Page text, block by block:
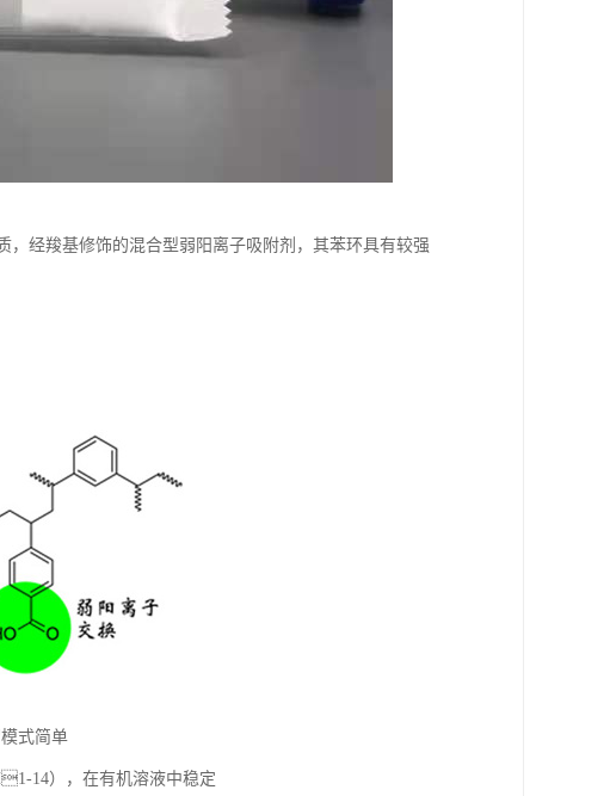
经羧基修饰的混合型弱阳离子吸附剂，其苯环具有较强
式简单
14），在有机溶液中稳定